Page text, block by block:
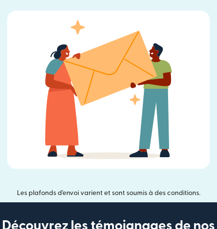
Les plafonds d'envoi varient et sont soumis à des conditions.
Découvrez les témoignages de nos